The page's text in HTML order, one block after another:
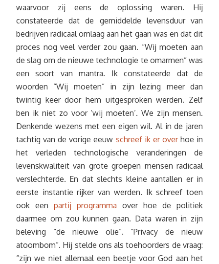
waarvoor zij eens de oplossing waren. Hij
constateerde dat de gemiddelde levensduur van
bedrijven radicaal omlaag aan het gaan was en dat dit
proces nog veel verder zou gaan. “Wij moeten aan
de slag om de nieuwe technologie te omarmen” was
een soort van mantra. Ik constateerde dat de
woorden “Wij moeten” in zijn lezing meer dan
twintig keer door hem uitgesproken werden. Zelf
ben ik niet zo voor ‘wij moeten’. We zijn mensen.
Denkende wezens met een eigen wil. Al in de jaren
tachtig van de vorige eeuw schreef ik er overhoe in
het verleden technologische veranderingen de
levenskwaliteit van grote groepen mensen radicaal
verslechterde. En dat slechts kleine aantallen er in
eerste instantie rijker van werden. Ik schreef toen
ook een partij programma over hoe de politiek
daarmee om zou kunnen gaan. Data waren in zijn
beleving “de nieuwe olie”. “Privacy de nieuw
atoombom”. Hij stelde ons als toehoorders de vraag:
“zijn we niet allemaal een beetje voor God aan het